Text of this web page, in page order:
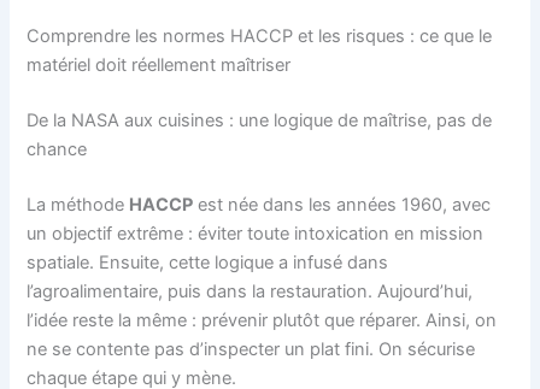
Comprendre les normes HACCP et les risques : ce que le
matériel doit réellement maîtriser
De la NASA aux cuisines : une logique de maîtrise, pas de
chance
La méthode HACCP est née dans les années 1960, avec
un objectif extrême : éviter toute intoxication en mission
spatiale. Ensuite, cette logique a infusé dans
l’agroalimentaire, puis dans la restauration. Aujourd’hui,
l’idée reste la même : prévenir plutôt que réparer. Ainsi, on
ne se contente pas d’inspecter un plat fini. On sécurise
chaque étape qui y mène.